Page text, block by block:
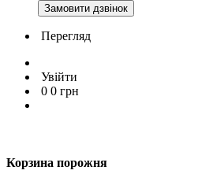
Замовити дзвінок
Перегляд
Увійти
0 0 грн
Корзина порожня